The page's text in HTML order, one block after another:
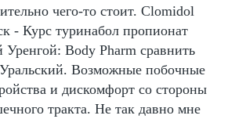
чего-то стоит. Clomidol
- Курс туринабол пропионат
Body Pharm сравнить
Возможные побочные
и дискомфорт со стороны
тракта. Не так давно мне